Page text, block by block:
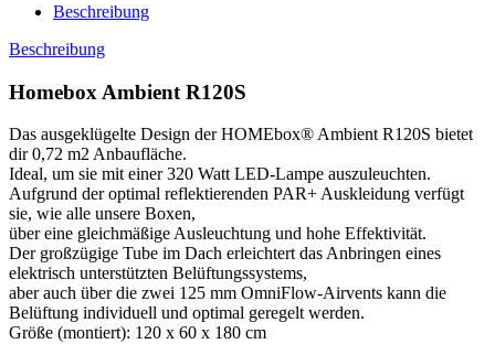
Beschreibung
Beschreibung
Homebox Ambient R120S
Das ausgeklügelte Design der HOMEbox® Ambient R120S bietet
dir 0,72 m2 Anbaufläche.
Ideal, um sie mit einer 320 Watt LED-Lampe auszuleuchten.
Aufgrund der optimal reflektierenden PAR+ Auskleidung verfügt
sie, wie alle unsere Boxen,
über eine gleichmäßige Ausleuchtung und hohe Effektivität.
Der großzügige Tube im Dach erleichtert das Anbringen eines
elektrisch unterstützten Belüftungssystems,
aber auch über die zwei 125 mm OmniFlow-Airvents kann die
Belüftung individuell und optimal geregelt werden.
Größe (montiert): 120 x 60 x 180 cm